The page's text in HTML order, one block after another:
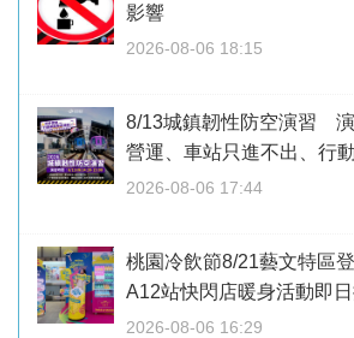
影響
2026-08-06 18:15
8/13城鎮韌性防空演習
營運、車站只進不出、行
2026-08-06 17:44
桃園冷飲節8/21藝文特區
A12站快閃店暖身活動即
2026-08-06 16:29